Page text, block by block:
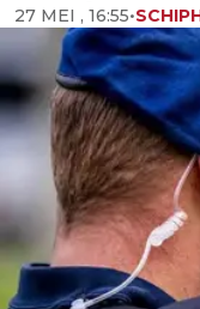
27 MEI , 16:55•